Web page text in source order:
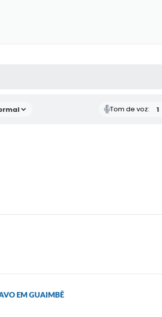
Tom de voz:
EM GUAIMBÊ